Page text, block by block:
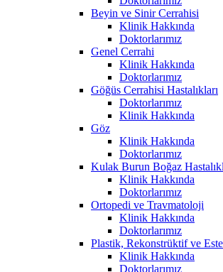
Beyin ve Sinir Cerrahisi
Klinik Hakkında
Doktorlarımız
Genel Cerrahi
Klinik Hakkında
Doktorlarımız
Göğüs Cerrahisi Hastalıkları
Doktorlarımız
Klinik Hakkında
Göz
Klinik Hakkında
Doktorlarımız
Kulak Burun Boğaz
Klinik Hakkında
Doktorlarımız
Ortopedi ve Travmatoloji
Klinik Hakkında
Doktorlarımız
Plastik, Rekonstrüktif ve
Klinik Hakkında
Doktorlarımız